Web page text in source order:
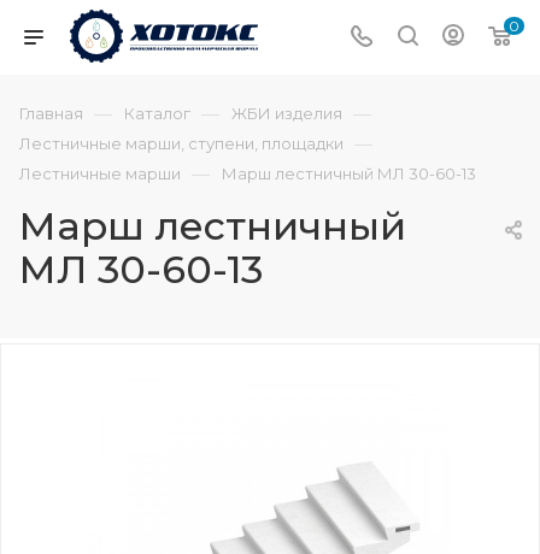
0
Главная — Каталог — ЖБИ изделия —
Лестничные марши, ступени, площадки —
Лестничные марши — Марш лестничный МЛ 30-60-13
Марш лестничный
МЛ 30-60-13